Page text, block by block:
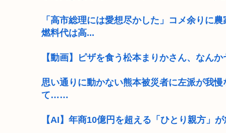
「高市総理には愛想尽かした」コメ余り
燃料代は高...
【動画】ピザを食う松本まりかさん、なんか
思い通りに動かない熊本被災者に左派が我
て……
【AI】年商10億円を超える「ひとり親方」